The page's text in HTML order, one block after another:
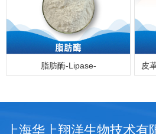
脂肪酶-Lipase-
皮
上海华上翔洋生物技术有